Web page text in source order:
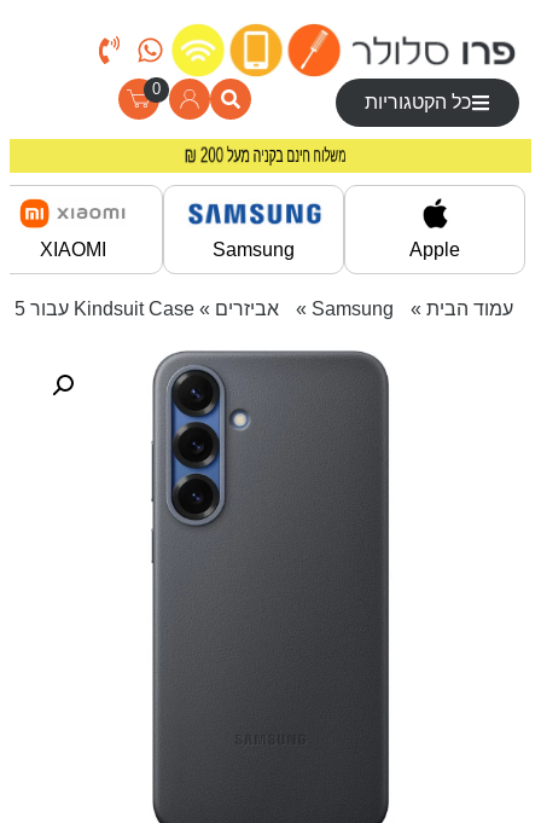
כל הקטגוריות
0
משלוח חינם בקניה מעל 200 ₪
מחירים מיוחדים לרוכשים באתר!
Apple
Samsung
XIAOMI
עמוד הבית »
Samsung
» אביזרים » Kindsuit Case עבור Galaxy S25+ – שחור